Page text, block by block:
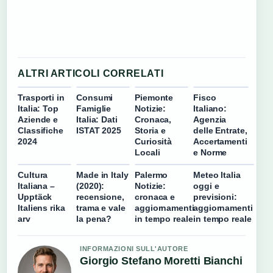
ALTRI ARTICOLI CORRELATI
Trasporti in
Italia: Top
Aziende e
Classifiche
2024
Consumi
Famiglie
Italia: Dati
ISTAT 2025
Piemonte
Notizie:
Cronaca,
Storia e
Curiosità
Locali
Fisco
Italiano:
Agenzia
delle Entrate,
Accertamenti
e Norme
Cultura
Italiana –
Upptäck
Italiens rika
arv
Made in Italy
(2020):
recensione,
trama e vale
la pena?
Palermo
Notizie:
cronaca e
aggiornamenti
in tempo reale
Meteo Italia
oggi e
previsioni:
aggiornamenti
in tempo reale
INFORMAZIONI SULL'AUTORE
Giorgio Stefano Moretti Bianchi